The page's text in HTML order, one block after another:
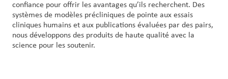
confiance pour offrir les avantages qu’ils recherchent. Des
systèmes de modèles précliniques de pointe aux essais
cliniques humains et aux publications évaluées par des pairs,
nous développons des produits de haute qualité avec la
science pour les soutenir.